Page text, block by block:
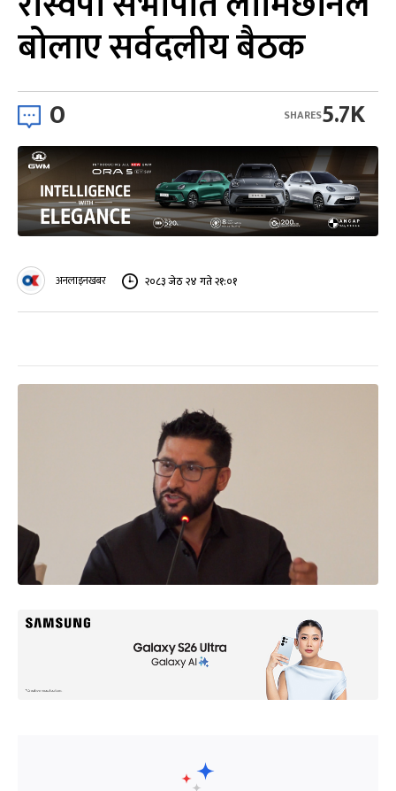
बोलाए सर्वदलीय बैठक
0 5.7K
SHARES
अनलाइनखबर २०८३ जेठ २४ गते २१:०१